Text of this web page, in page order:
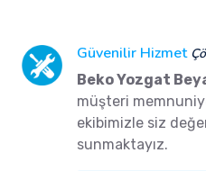
Güvenilir Hizmet
Beko Yozgat
müşteri
ekibimizle siz
sunmaktayız.